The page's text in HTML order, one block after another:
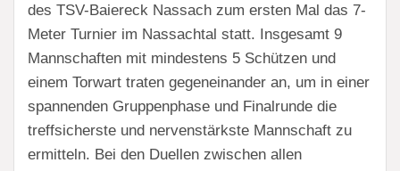
des TSV-Baiereck Nassach zum ersten Mal das 7-
Meter Turnier im Nassachtal statt. Insgesamt 9
Mannschaften mit mindestens 5 Schützen und
einem Torwart traten gegeneinander an, um in einer
spannenden Gruppenphase und Finalrunde die
treffsicherste und nervenstärkste Mannschaft zu
ermitteln. Bei den Duellen zwischen allen